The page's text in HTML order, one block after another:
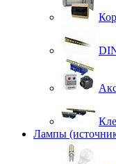
Лампы